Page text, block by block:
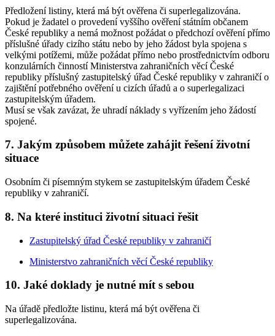
Předložení listiny, která má být ověřena či superlegalizována.
Pokud je žadatel o provedení vyššího ověření státním občanem
České republiky a nemá možnost požádat o předchozí ověření přímo
příslušné úřady cizího státu nebo by jeho žádost byla spojena s
velkými potížemi, může požádat přímo nebo prostřednictvím odboru
konzulárních činností Ministerstva zahraničních věcí České
republiky příslušný zastupitelský úřad České republiky v zahraničí o
zajištění potřebného ověření u cizích úřadů a o superlegalizaci
zastupitelským úřadem.
Musí se však zavázat, že uhradí náklady s vyřízením jeho žádostí
spojené.
7. Jakým způsobem můžete zahájit řešení životní
situace
Osobním či písemným stykem se zastupitelským úřadem České
republiky v zahraničí.
8. Na které instituci životní situaci řešit
Zastupitelský úřad České republiky v zahraničí
Ministerstvo zahraničních věcí České republiky
10. Jaké doklady je nutné mít s sebou
Na úřadě předložte listinu, která má být ověřena či
superlegalizována.